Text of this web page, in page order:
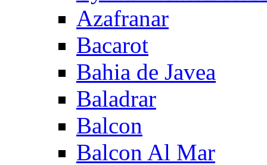
Azafranar
Bacarot
Bahia de Javea
Baladrar
Balcon
Balcon Al Mar